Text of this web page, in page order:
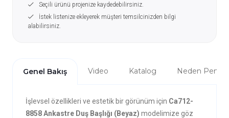
Seçili ürünü projenize kaydedebilirsiniz.
İstek listenize ekleyerek müşteri temsilcinizden bilgi
alabilirsiniz.
Genel Bakış Video Katalog Neden Penta?
İşlevsel özellikleri ve estetik bir görünüm için Ca712-
8858 Ankastre Duş Başlığı (Beyaz) modelimize göz